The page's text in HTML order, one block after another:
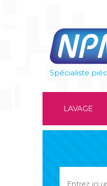
Spécialiste
LAVAGE